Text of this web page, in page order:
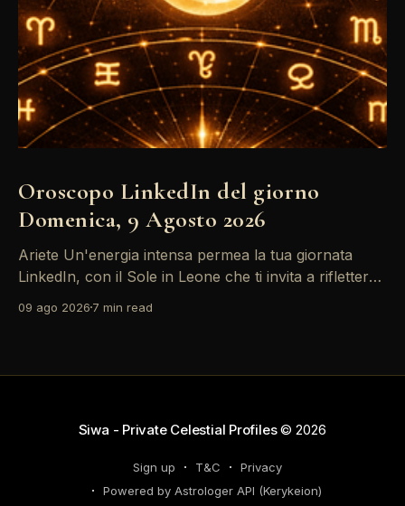
Oroscopo LinkedIn del giorno
Domenica, 9 Agosto 2026
Ariete Un'energia intensa permea la tua giornata
LinkedIn, con il Sole in Leone che ti invita a riflettere
dalla Luna in Gemelli, possono generare interazioni
09 ago 2026 7 min read
Siwa - Private Celestial Profiles© 2026
Sign up T&C
Privacy
Powered by Astrologer API (Kerykeion)